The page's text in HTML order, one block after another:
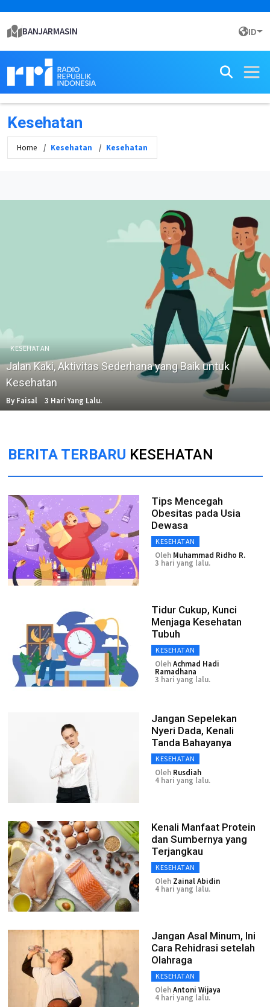
BANJARMASIN ID
Kesehatan
Home Kesehatan Kesehatan
KESEHATAN
Jalan Kaki, Aktivitas Sederhana yang Baik untuk
Kesehatan
By Faisal 3 Hari Yang Lalu.
BERITA TERBARU KESEHATAN
Tips Mencegah
Obesitas pada Usia
Dewasa
KESEHATAN
Oleh Muhammad Ridho R.
3 hari yang lalu.
Tidur Cukup, Kunci
Menjaga Kesehatan
Tubuh
KESEHATAN
OlehAchmad Hadi
Ramadhana
3 hari yang lalu.
Jangan Sepelekan
Nyeri Dada, Kenali
Tanda Bahayanya
KESEHATAN
Oleh Rusdiah
4 hari yang lalu.
Kenali Manfaat Protein
dan Sumbernya yang
Terjangkau
KESEHATAN
Oleh Zainal Abidin
4 hari yang lalu.
Jangan Asal Minum, Ini
Cara Rehidrasi setelah
Olahraga
KESEHATAN
OlehAntoni Wijaya
4 hari yang lalu.